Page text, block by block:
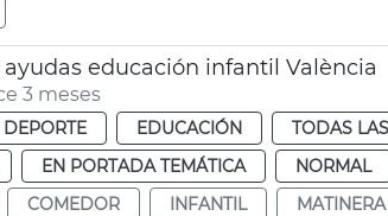
educación infantil València
3 meses
EDUCACIÓN TODAS
EN PORTADA TEMÁTICA NORMAL
COMEDOR INFANTIL MATINERA